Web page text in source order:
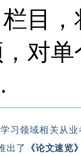
目
对
习领域相关从
出了 《论文速览